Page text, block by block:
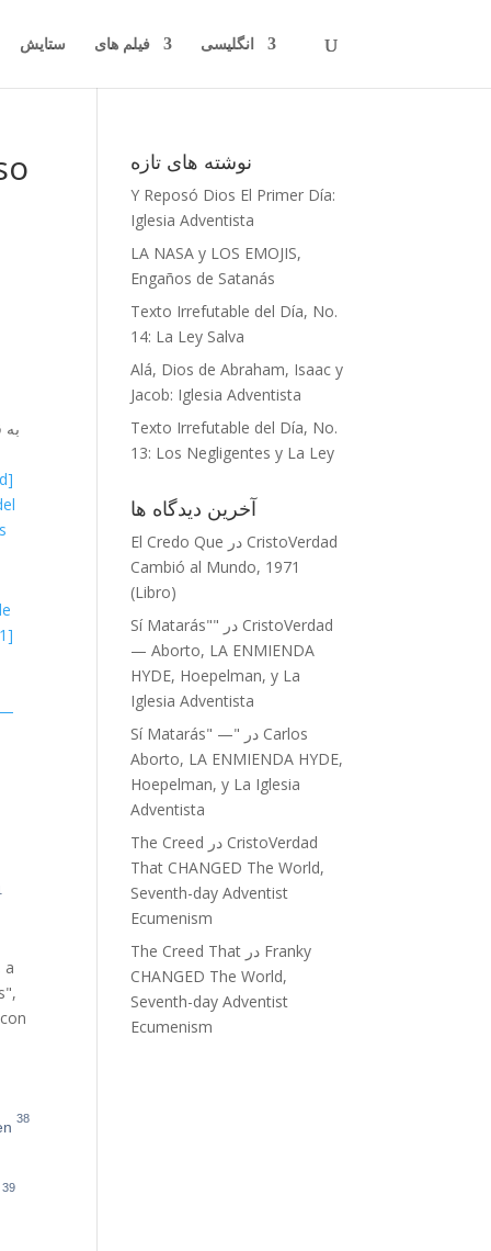
انگلیسی فیلم های ستایش
—
a
38
39
Y os servirá de franja, para que cuando lo veáis
نوشته‌ های تازه
Y Reposó Dios El Primer Día:
Iglesia Adventista
LA NASA y LOS EMOJIS,
Engaños de Satanás
Texto Irrefutable del Día, No.
14: La Ley Salva
Alá, Dios de Abraham, Isaac y
Jacob: Iglesia Adventista
Texto Irrefutable del Día, No.
13: Los Negligentes y La Ley
آخرین دیدگاه‌ ها
CristoVerdad در El Credo Que
Cambió al Mundo, 1971
(Libro)
CristoVerdad در
"Sí Matarás"
— Aborto, LA ENMIENDA
HYDE, Hoepelman, y La
Iglesia Adventista
Carlos در
"Sí Matarás" —
Aborto, LA ENMIENDA HYDE,
Hoepelman, y La Iglesia
Adventista
CristoVerdad در The Creed
That CHANGED The World,
Seventh-day Adventist
Ecumenism
Franky در The Creed That
CHANGED The World,
Seventh-day Adventist
Ecumenism